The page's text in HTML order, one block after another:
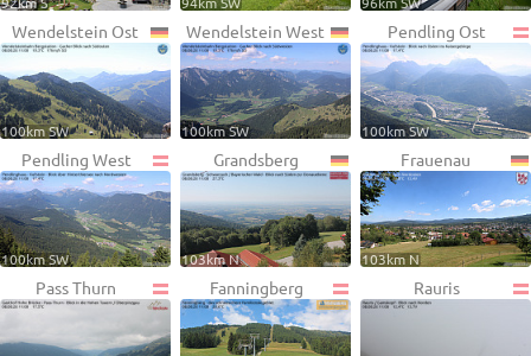
Wendelstein Ost
100km SW
Wendelstein West
100km SW
Pendling Ost
100km SW
Pendling West
100km SW
Grandsberg
103km N
Frauenau
103km N
Pass Thurn Fanningberg Rauris